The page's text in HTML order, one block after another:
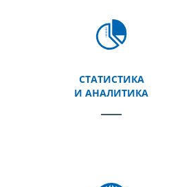
СТАТИСТИКА
И АНАЛИТИКА